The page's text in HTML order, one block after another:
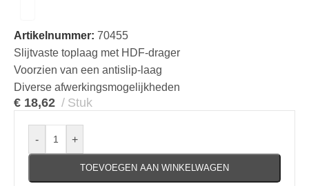
Artikelnummer: 70455
Slijtvaste toplaag met HDF-drager
Voorzien van een antislip-laag
Diverse afwerkingsmogelijkheden
€ 18,62 Stuk
- +
TOEVOEGEN AAN WINKELWAGEN